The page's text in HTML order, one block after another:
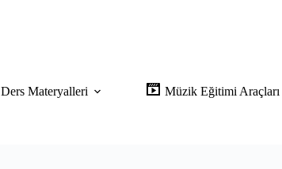
Ders Materyalleri Müzik Eğitimi Araçları